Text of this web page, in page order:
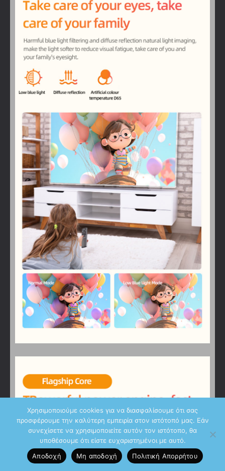
Χρησιμοποιούμε cookies για να διασφαλίσουμε ότι σας
προσφέρουμε την καλύτερη εμπειρία στον ιστότοπό μας. Εάν
συνεχίσετε να χρησιμοποιείτε αυτόν τον ιστότοπο, θα
υποθέσουμε ότι είστε ευχαριστημένοι με αυτό.
Αποδοχή
Μη αποδοχή Πολιτική Aπορρήτου